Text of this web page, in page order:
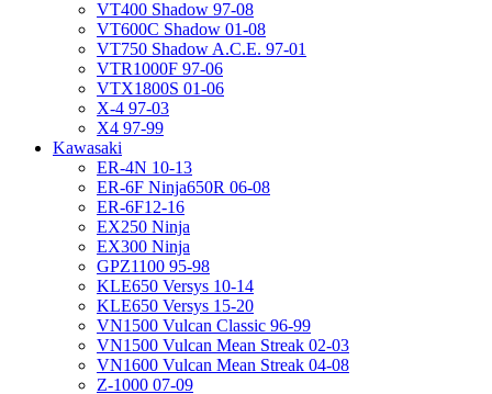
VT400 Shadow 97-08
VT600C Shadow 01-08
VT750 Shadow A.C.E. 97-01
VTR1000F 97-06
VTX1800S 01-06
X-4 97-03
X4 97-99
Kawasaki
ER-4N 10-13
ER-6F Ninja650R 06-08
ER-6F12-16
EX250 Ninja
EX300 Ninja
GPZ1100 95-98
KLE650 Versys 10-14
KLE650 Versys 15-20
VN1500 Vulcan Classic 96-99
VN1500 Vulcan Mean Streak 02-03
VN1600 Vulcan Mean Streak 04-08
Z-1000 07-09